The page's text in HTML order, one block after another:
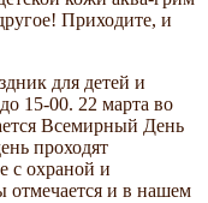
Приходите, и
для детей и
15-00. 22 марта во
Всемирный День
проходят
с охраной и
отмечается и в нашем